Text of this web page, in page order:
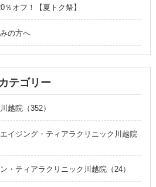
％オフ！【夏トク祭】
の方へ
カテゴリー
越院（352）
イジング・ティアラクリニック川越院
・ティアラクリニック川越院（24）